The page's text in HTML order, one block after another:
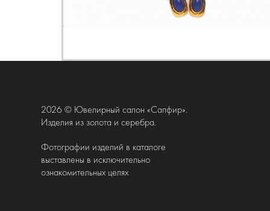
2026 © Ювелирный салон «Сапфир».
Изделия из золота и серебра.
Фотографии изделий в каталоге
выставлены в исключительно
ознакомительных целях